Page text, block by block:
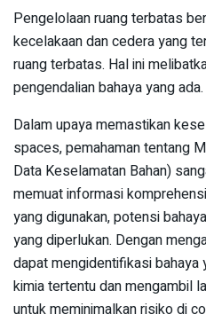
Pengelolaan ruang terbatas
kecelakaan dan cedera yang
ruang terbatas. Hal ini
pengendalian bahaya yang ada.
Dalam upaya memastikan
spaces, pemahaman tentang
Data Keselamatan Bahan)
memuat informasi
yang digunakan, potensi
yang diperlukan. Dengan
dapat mengidentifikasi bahaya
kimia tertentu dan mengambil
untuk meminimalkan risiko di